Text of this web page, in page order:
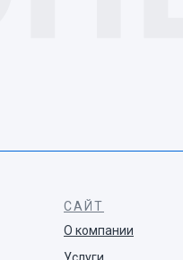
САЙТ
О компании